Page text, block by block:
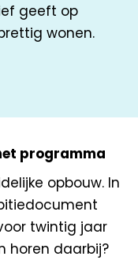
geeft op
wonen.
programma
opbouw. In
twintig jaar
horen daarbij?